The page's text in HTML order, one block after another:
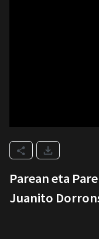
Parean eta
Juanito